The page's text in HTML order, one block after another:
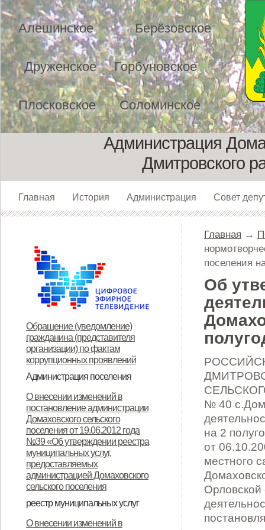
Алешинское Берёзовское
Друженское Горбуновское
Плосковское Соломинское
Главная История Администрация Совет
Администрация
Дмитровского
Обращение (уведомление)
гражданина (представителя
организации) по фактам
коррупционных проявлений
Администрация поселения
Структура и прием граждан
О внесении изменений в
постановление администрации
Домаховского сельского
поселения от 19.06.2012 года
№39 «Об утверждении реестра
муниципальных услуг,
предоставляемых
администрацией Домаховского
сельского поселения
реестр муниципальных услуг
Реестр муниципальных услуг,
Об утверждении реестра
Об утверждении Положения о
О внесении изменений в
Главная →
поселения
Об
№ 40
на 2
от
местного
Орловской